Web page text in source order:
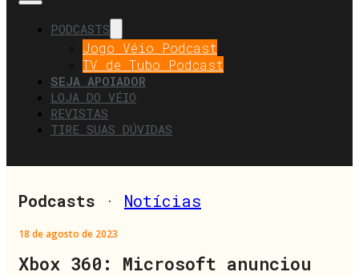
PODCASTS
Jogo Véio Podcast
TV de Tubo Podcast
SEJA APOIADOR
LOJA DO VÉIO
REVISTAS
TIRE SUAS DÚVIDAS
Podcasts · Notícias
18 de agosto de 2023
Xbox 360: Microsoft anunciou